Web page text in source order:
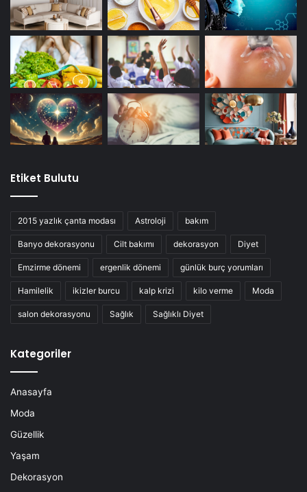
Etiket Bulutu
2015 yazlık çanta modası Astroloji bakım
Banyo dekorasyonu Cilt bakımı dekorasyon Diyet
Emzirme dönemi ergenlik dönemi günlük burç yorumları
Hamilelik ikizler burcu kalp krizi kilo verme Moda
salon dekorasyonu Sağlık Sağlıklı Diyet
Kategoriler
Anasayfa
Moda
Güzellik
Yaşam
Dekorasyon